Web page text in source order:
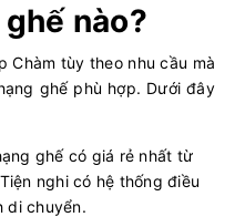
nào?
Chàm tùy theo nhu cầu mà
ghế phù hợp. Dưới đây
ghế có giá rẻ nhất từ
nghi có hệ thống điều
di chuyển.